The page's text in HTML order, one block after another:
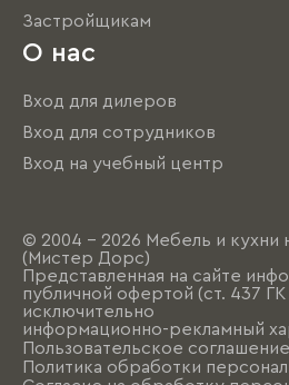
Застройщикам
О нас
Вход для дилеров
Вход для сотрудников
Вход на учебный центр
© 2004 - 2026 Мебель и кухни
(Мистер Дорс)
Представленная на сайте
публичной офертой (ст. 437
исключительно
информационно-рекламный
Пользовательское соглашение
Политика обработки